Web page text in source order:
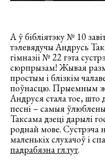
А ў бібліятэку № 10
тэлевядучы Андрусь
гімназіі № 22 гэта
сюрпрызам! Жывая
простым і блізкім
поўнасцю. Прыемным
Андруся стала тое, што
песні – самыя
Таксама дзеці дарылі
роднай мове. Сустрэча
маленькіх слухачоў і
падрабязна гл.тут.